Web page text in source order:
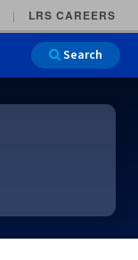
LRS CAREERS
Search